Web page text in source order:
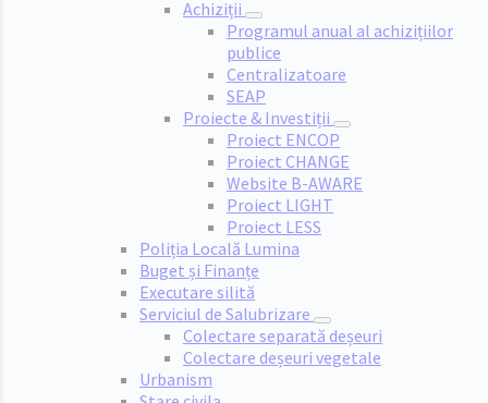
Achiziții
Programul anual al achizițiilor
publice
Centralizatoare
SEAP
Proiecte & Investiții
Proiect ENCOP
Proiect CHANGE
Website B-AWARE
Proiect LIGHT
Proiect LESS
Poliția Locală Lumina
Buget și Finanțe
Executare silită
Serviciul de Salubrizare
Colectare separată deșeuri
Colectare deșeuri vegetale
Urbanism